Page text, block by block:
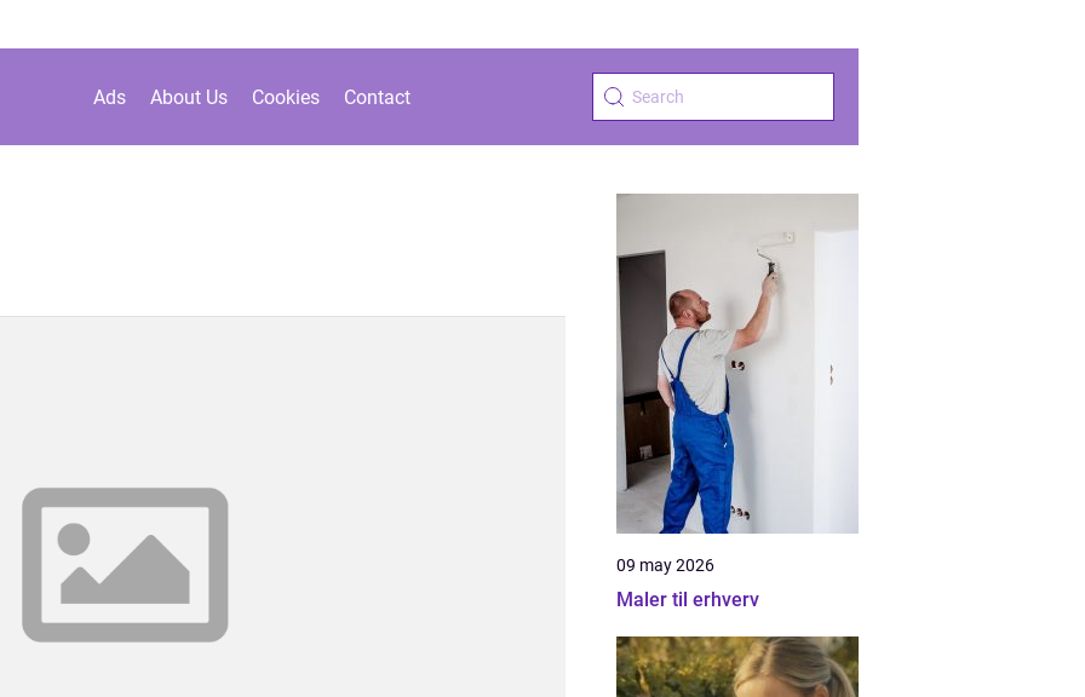
Ads About Us Cookies Contact
09 may 2026
Maler til erhverv